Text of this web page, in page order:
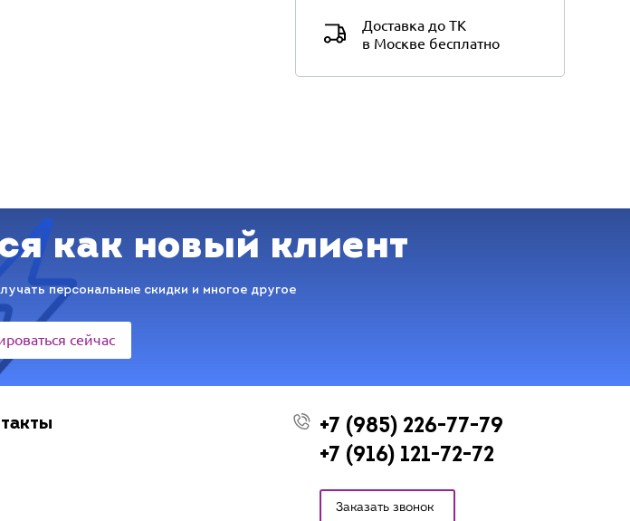
Доставка до ТК
в Москве бесплатно
как новый клиент
персональные скидки и многое другое
сейчас
+7 (985) 226-77-79
+7 (916) 121-72-72
Заказать звонок